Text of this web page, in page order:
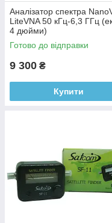
Аналізатор спектра
LiteVNA 50 кГц-6,3 ГГц
4 дюйми)
Готово до відправки
9 300 ₴
Купити